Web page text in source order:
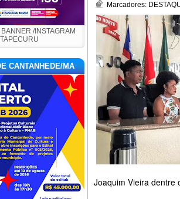
/INSTAGRAM
CANTANHEDE/MA
Marcadores:
Joaquim Vieira dentre